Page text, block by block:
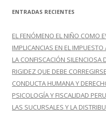
c
r
:
ENTRADAS RECIENTES
EL FENÓMENO EL NIÑO COMO
IMPLICANCIAS EN EL IMPUESTO
LA CONFISCACIÓN SILENCIOSA
RIGIDEZ QUE DEBE CORREGIRSE
CONDUCTA HUMANA Y
PSICOLOGÍA Y FISCALIDAD
LAS SUCURSALES Y LA